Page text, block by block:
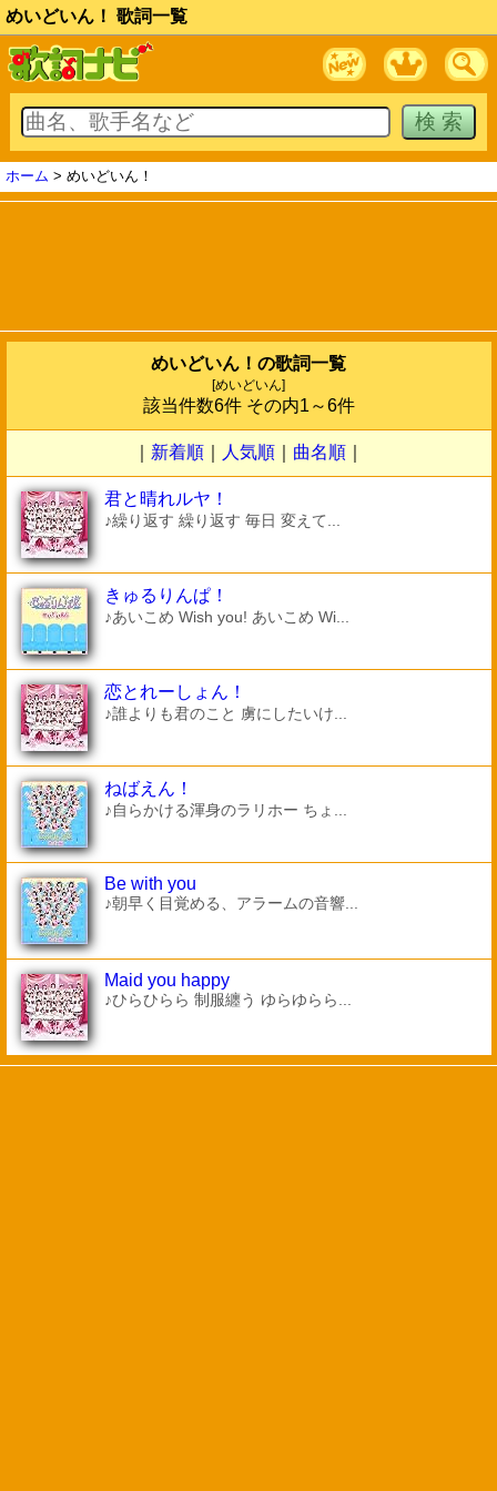
めいどいん！ 歌詞一覧
ホーム > めいどいん！
めいどいん！の歌詞一覧
[めいどいん]
該当件数6件 その内1～6件
新着順 人気順 曲名順
君と晴れルヤ！
♪繰り返す 繰り返す 毎日 変えて...
きゅるりんぱ！
♪あいこめ Wish you! あいこめ Wi...
恋とれーしょん！
♪誰よりも君のこと 虜にしたいけ...
ねばえん！
♪自らかける渾身のラリホー ちょ...
Be with you
♪朝早く目覚める、アラームの音響...
Maid you happy
♪ひらひらら 制服纏う ゆらゆらら...